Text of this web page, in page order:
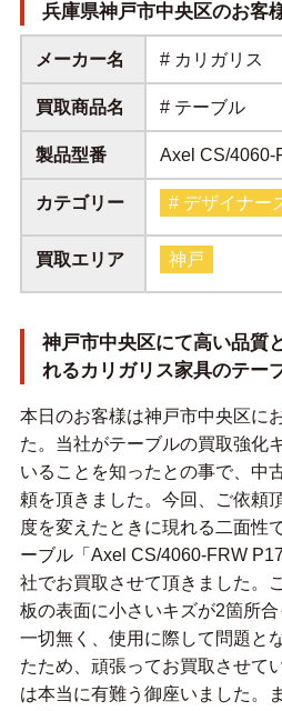
兵庫県神戸市中央区のお客
メーカー名 # カリガリス
買取商品名 # テーブル
製品型番 Axel CS/4060-
カテゴリー # デザイナー
買取エリア 神戸
神戸市中央区にて高い品質
れるカリガリス家具のテー
本日のお客様は神戸市中央区に
た。当社がテーブルの買取強化
いることを知ったとの事で、中
頼を頂きました。今回、ご依頼
度を変えたときに現れる二面性
ーブル「Axel CS/4060-FRW
社でお買取させて頂きました。
板の表面に小さいキズが2箇所
一切無く、使用に際して問題と
たため、頑張ってお買取させて
は本当に有難う御座いました。